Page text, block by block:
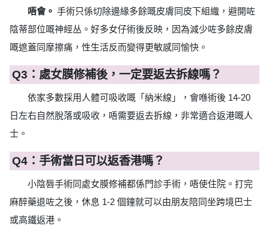
唔會。 手術只係切除邊緣多餘嘅皮膚同皮下組織，避開咗
陰蒂部位嘅神經丛。好多女仔術後反映，因為減少咗多餘皮膚
嘅遮蓋同摩擦痛，性生活反而變得更敏感同愉快。
Q3：處女膜修補後，一定要返去拆線嗎？
依家多數採用人體可吸收嘅「納米線」，會喺術後 14-20
日左右自然脫落或吸收，唔需要返去拆線，非常適合返港嘅人
士。
Q4：手術當日可以返香港嗎？
小陰唇手術同處女膜修補都係門診手術，唔使住院。打完
麻醉藥退咗之後，休息 1-2 個鐘就可以由朋友陪同坐跨境巴士
或高鐵返港。